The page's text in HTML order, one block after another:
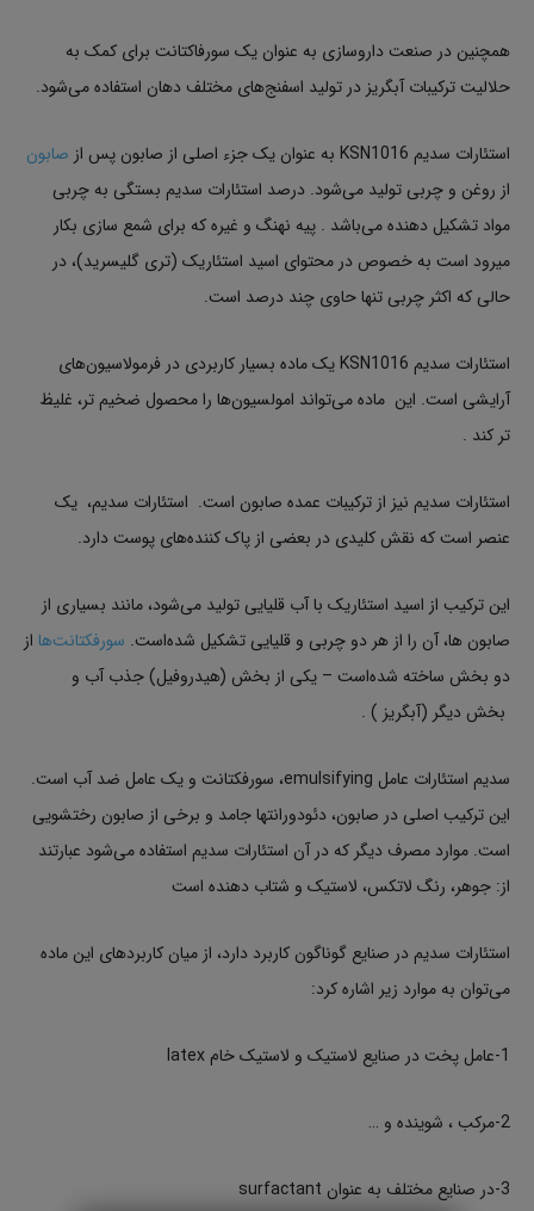
همچنین در صنعت داروسازی به عنوان یک سورفاکتانت برای کمک به
حلالیت ترکیبات آبگریز در تولید اسفنج‌های مختلف دهان استفاده می‌شود.
استئارات سدیم KSN1016 به عنوان یک جزء اصلی از صابون پس از
صابون
از روغن و چربی تولید می‌شود. درصد استئارات سدیم بستگی به چربی
مواد تشکیل دهنده می‌باشد . پیه نهنگ و غیره که برای شمع سازی بکار
میرود است به خصوص در محتوای اسید استئاریک (تری گلیسرید)، در
حالی که اکثر چربی تنها حاوی چند درصد است.
استئارات سدیم KSN1016 یک ماده بسیار کاربردی در فرمولاسیون‌های
آرایشی است. این ماده می‌تواند امولسیون‌ها را محصول ضخیم تر، غلیظ
تر کند .
استئارات سدیم نیز از ترکیبات عمده صابون است. استئارات سدیم، یک
عنصر است که نقش کلیدی در بعضی از پاک کننده‌های پوست دارد.
این ترکیب از اسید استئاریک با آب قلیایی تولید می‌شود، مانند بسیاری از
صابون ها، آن را از هر دو چربی و قلیایی تشکیل شده‌است. سورفکتانت‌ها از
دو بخش ساخته شده‌است – یکی از بخش (هیدروفیل) جذب آب و
بخش دیگر (آبگریز ) .
سدیم استئارات عامل emulsifying، سورفکتانت و یک عامل ضد آب است.
این ترکیب اصلی در صابون، دئودورانتها جامد و برخی از صابون رختشویی
است. موارد مصرف دیگر که در آن استئارات سدیم استفاده می‌شود عبارتند
از: جوهر، رنگ لاتکس، لاستیک و شتاب دهنده است
استئارات سدیم در صنایع گوناگون کاربرد دارد، از میان کاربردهای این ماده
می‌توان به موارد زیر اشاره کرد:
1-عامل پخت در صنایع لاستیک و لاستیک خام latex
2-مرکب ، شوینده و …
3-در صنایع مختلف به عنوان surfactant